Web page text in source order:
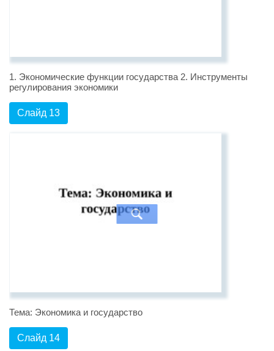
1. Экономические функции государства 2. Инструменты
регулирования экономики
Слайд 13
Тема: Экономика и государство
Слайд 14